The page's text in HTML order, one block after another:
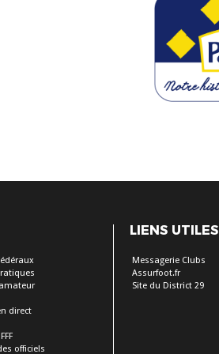
direct
officiels
LIENS UTILES
Messagerie Clubs
Assurfoot.fr
Site du District 29